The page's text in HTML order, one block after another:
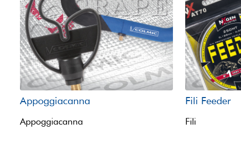
Appoggiacanna
Appoggiacanna
Fili Feeder
Fili